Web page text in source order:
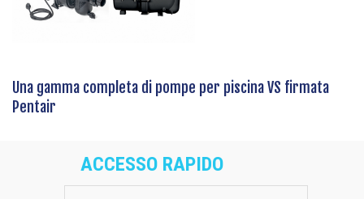
Una gamma completa di pompe per piscina VS firmata
Pentair
ACCESSO RAPIDO